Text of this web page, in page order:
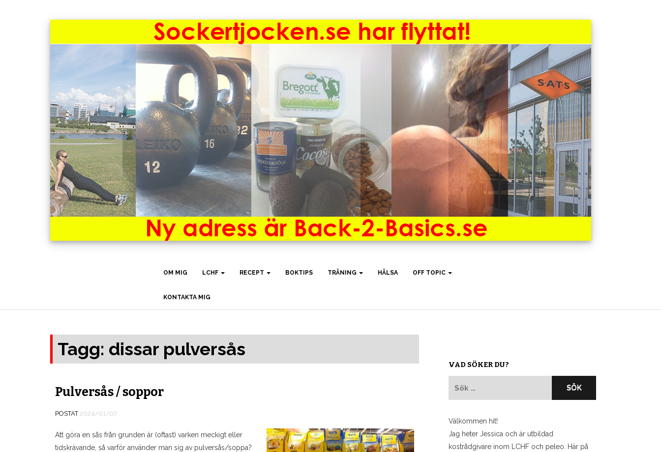
OM MIG LCHF RECEPT BOKTIPS TRÄNING HÄLSA OFF TOPIC
KONTAKTA MIG
Tagg: dissar pulversås
Pulversås / soppor
POSTAT 2024/01/07
Att göra en sås från grunden är (oftast) varken meckigt eller
tidskrävande, så varför använder man sig av pulversås/soppa?
VAD SÖKER DU?
Välkommen hit!
Jag heter Jessica och är utbildad
kostrådgivare inom LCHF och peleo. Här på